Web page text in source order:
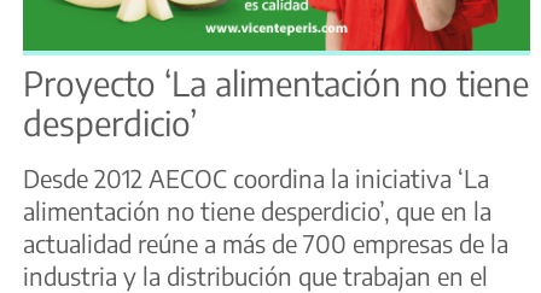
Proyecto ‘La alimentación no tiene
desperdicio’
Desde 2012 AECOC coordina la iniciativa ‘La
alimentación no tiene desperdicio’, que en la
actualidad reúne a más de 700 empresas de la
industria y la distribución que trabajan en el